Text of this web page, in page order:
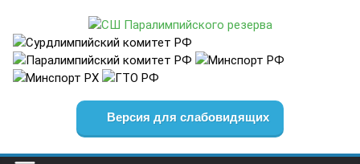
содержимому
Версия для слабовидящих